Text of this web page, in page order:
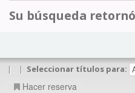
Su búsqueda
| | Seleccionar títulos para:
Hacer reserva